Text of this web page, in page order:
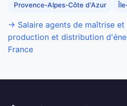
Provence-Alpes-Côte d'Azur
→ Salaire agents de maîtrise et
production et distribution
France